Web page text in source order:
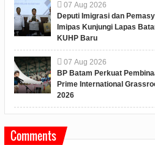
07 Aug 2026
Deputi Imigrasi dan
Imipas Kunjungi Lapas
KUHP Baru
07 Aug 2026
BP Batam Perkuat
Prime International
2026
Comments